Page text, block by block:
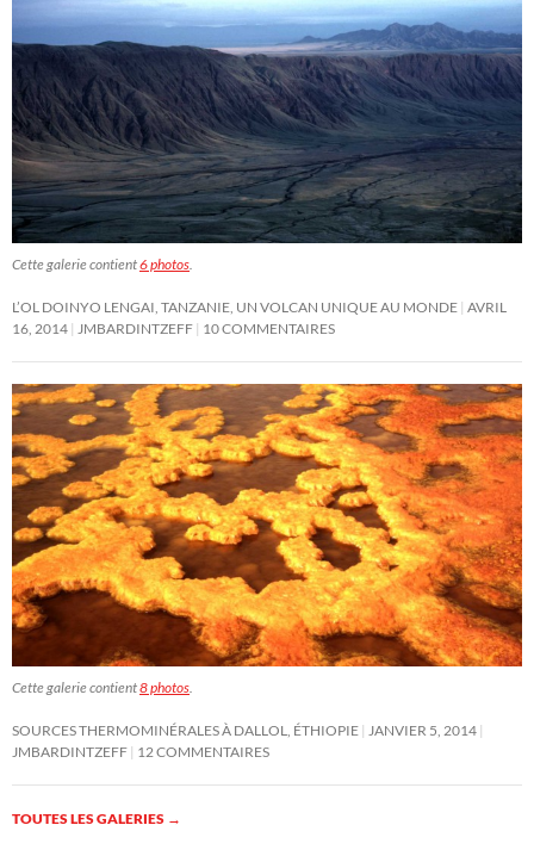
Cette galerie contient6 photos
L’OL DOINYO LENGAI, TANZANIE, UN VOLCAN UNIQUE AU MONDE AVRIL
16, 2014
JMBARDINTZEFF 10 COMMENTAIRES
Cette galerie contient8 photos
SOURCES THERMOMINÉRALES À DALLOL, ÉTHIOPIE
JANVIER 5, 2014
JMBARDINTZEFF 12 COMMENTAIRES
TOUTES LES GALERIES →